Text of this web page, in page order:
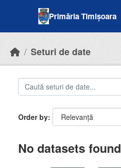
Primăria Timișoara
Seturi de date
Order by
No datasets found